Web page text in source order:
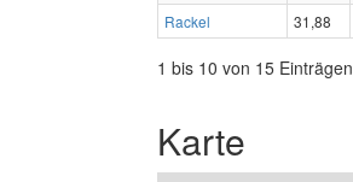
Rackel
31,88
1 bis 10 von 15 Einträgen
Karte